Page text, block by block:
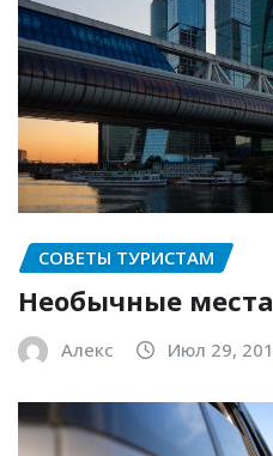
СОВЕТЫ ТУРИСТАМ
Необычные
Алекс Июл 29,